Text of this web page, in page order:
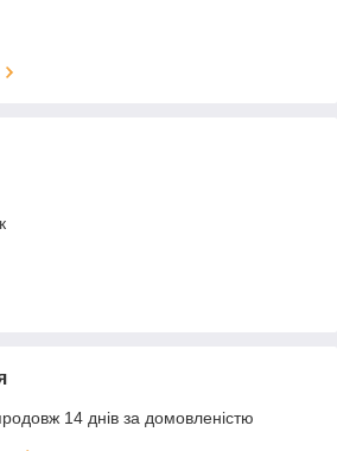
14 днів за домовленістю